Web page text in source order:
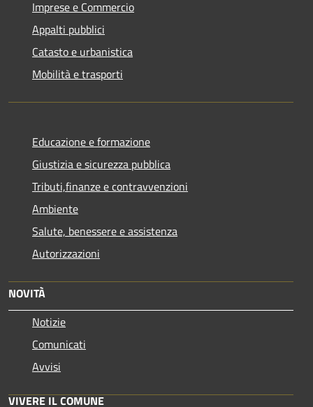
Imprese e Commercio
Appalti pubblici
Catasto e urbanistica
Mobilità e trasporti
Educazione e formazione
Giustizia e sicurezza pubblica
Tributi,finanze e contravvenzioni
Ambiente
Salute, benessere e assistenza
Autorizzazioni
NOVITÀ
Notizie
Comunicati
Avvisi
VIVERE IL COMUNE